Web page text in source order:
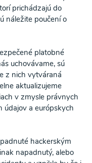
prichádzajú do
náležite poučení o
platobné
uchovávame, sú
z nich vytváraná
aktualizujeme
v zmysle právnych
údajov a európskych
hackerským
napadnutý, alebo